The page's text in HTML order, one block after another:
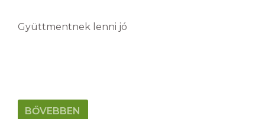
Gyüttmentnek lenni jó
BŐVEBBEN